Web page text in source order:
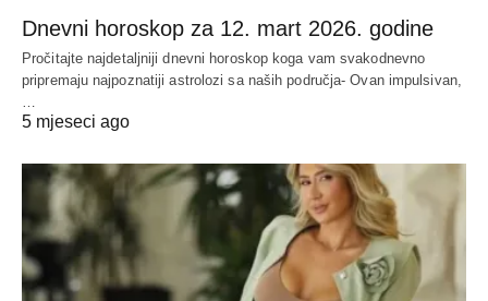
Dnevni horoskop za 12. mart 2026. godine
Pročitajte najdetaljniji dnevni horoskop koga vam svakodnevno
pripremaju najpoznatiji astrolozi sa naših područja- Ovan impulsivan,
…
5 mjeseci ago